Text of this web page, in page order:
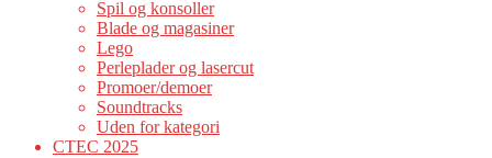
Spil og konsoller
Blade og magasiner
Lego
Perleplader og lasercut
Promoer/demoer
Soundtracks
Uden for kategori
CTEC 2025